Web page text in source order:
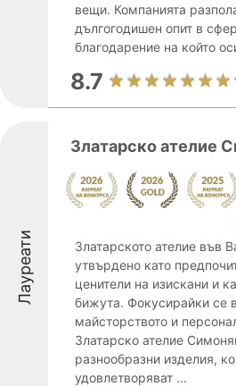
вещи. Компанията
дългогодишен опит в
благодарение на който
8.7
Лауреати
Златарско ателие
Златарското ателие във
утвърдено като
ценители на изискани и
бижута. Фокусирайки се
майсторството и
Златарско ателие
разнообразни изделия,
удовлетворяват ...